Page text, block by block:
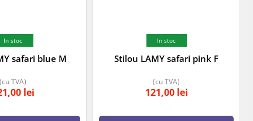
In stoc
safari blue M
lei
(cu TVA)
In stoc
Stilou LAMY safari pink F
121,00 lei
(cu TVA)